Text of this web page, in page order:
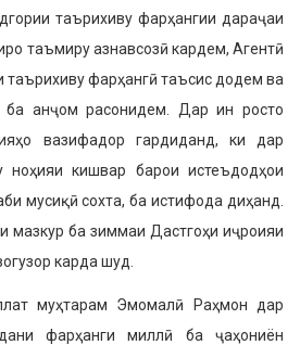
таърихиву фарҳангии дараҷаи
таъмиру азнавсозӣ кардем, Агентӣ
таърихиву фарҳангӣ таъсис додем ва
ба анҷом рас­онидем. Дар ин росто
вазифадор гардиданд, ки дар
ноҳияи кишвар барои истеъдодҳои
мусиқӣ сохта, ба истифода диҳанд.
маз­кур ба зиммаи Дастгоҳи иҷроияи
карда шуд.
муҳтарам Эмомалӣ Раҳмон дар
фарҳанги миллӣ ба ҷаҳо­ниён